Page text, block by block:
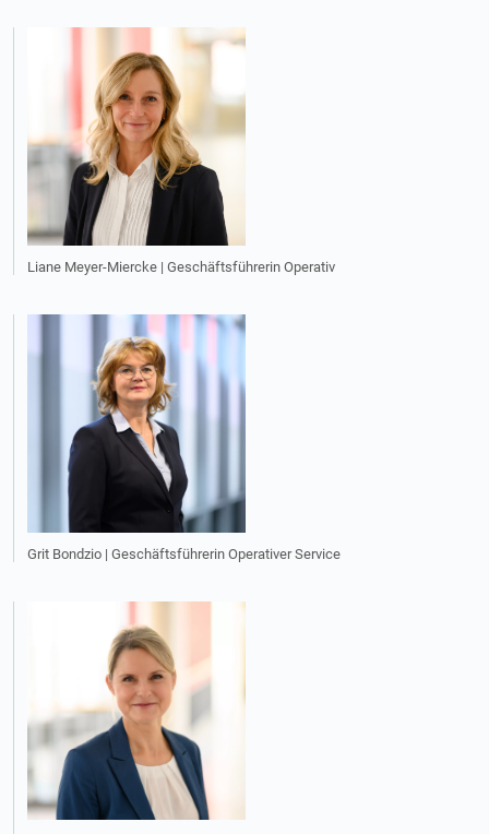
Liane Meyer-Miercke | Geschäftsführerin Operativ
Grit Bondzio | Geschäftsführerin Operativer Service